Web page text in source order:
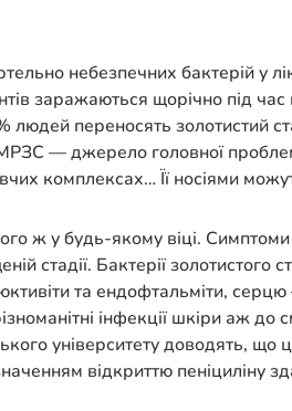
небезпечних бактерій у
заражаються щорічно під час
переносять золотистий
— джерело головної
комплексах… Її носіями
ж у будь-якому віці.
стадії. Бактерії
та ендофтальміти,
інфекції шкіри аж
університету доводять, що
відкриттю пеніциліну